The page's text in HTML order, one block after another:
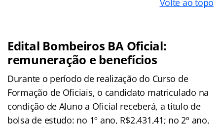
Volte ao topo
Edital Bombeiros BA Oficial:
remuneração e benefícios
Durante o período de realização do Curso de
Formação de Oficiais, o candidato matriculado na
condição de Aluno a Oficial receberá, a título de
bolsa de estudo: no 1º ano, R$2.431,41; no 2º ano,